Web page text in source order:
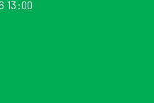
13:00